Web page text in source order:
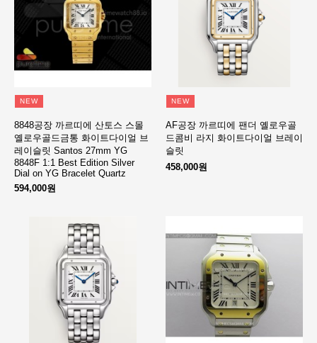
NEW
8848공장 까르띠에 산토스 스몰
옐로우골드금통 화이트다이얼 브
레이슬릿 Santos 27mm YG
8848F 1:1 Best Edition Silver
Dial on YG Bracelet Quartz
594,000원
NEW
AF공장 까르띠에 팬더 옐로우골
드콤비 라지 화이트다이얼 브레이
슬릿
458,000원